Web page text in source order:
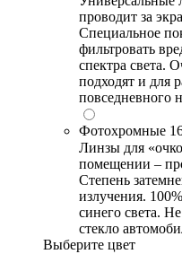
проводит за
Специальное
фильтровать
спектра света.
подходят и для
повседневного
Фотохромные
Линзы для
помещении –
Степень
излучения.
синего света.
стекло
Выберите цвет